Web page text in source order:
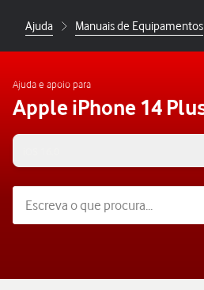
Ajuda Manuais de Equipamentos
Ajuda e apoio para
Apple iPhone 14